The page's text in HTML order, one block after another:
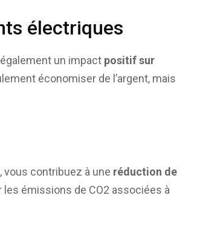
électriques
un impact positif sur
économiser de l’argent, mais
vous contribuez à une réduction de
émissions de CO2 associées à